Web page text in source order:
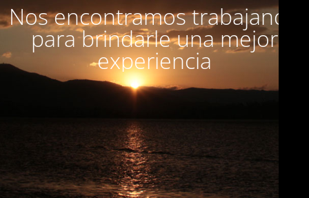
Nos encontramos trabajando
para brindarle una mejor
experiencia